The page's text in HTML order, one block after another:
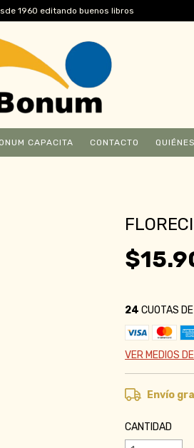
1960 editando buenos libros
CAPACITA CONTACTO
24 CUOTAS
VER MEDIOS
Envío
CANTIDAD